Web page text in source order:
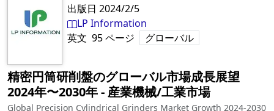
出版日 2024/2/5
LP Information
英文 95ページ グローバル
精密円筒研削盤のグローバル市場成長展望
2024年〜2030年‐ 産業機械/工業市場
Global Precision Cylindrical Grinders Market Growth 2024-2030